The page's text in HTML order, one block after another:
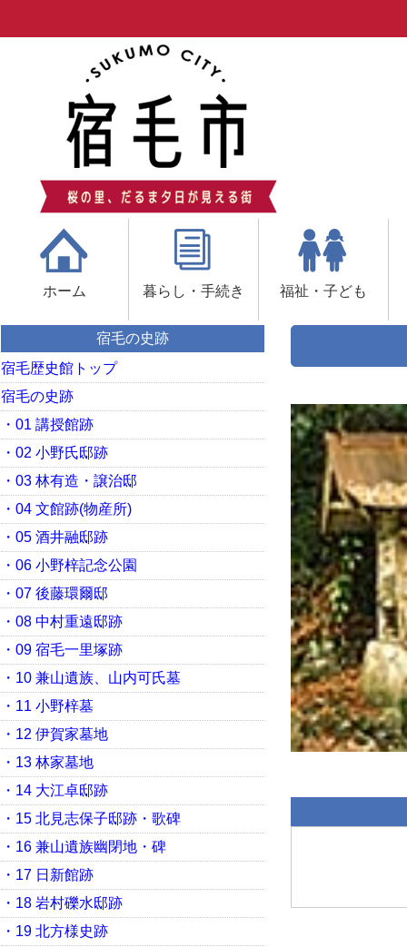
ホーム 暮らし・手続き 福祉・子ども
宿毛の史跡
宿毛歴史館トップ
宿毛の史跡
・01 講授館跡
・02 小野氏邸跡
・03 林有造・譲治邸
・04 文館跡(物産所)
・05 酒井融邸跡
・06 小野梓記念公園
・07 後藤環爾邸
・08 中村重遠邸跡
・09 宿毛一里塚跡
・10 兼山遺族、山内可氏墓
・11 小野梓墓
・12 伊賀家墓地
・13 林家墓地
・14 大江卓邸跡
・15 北見志保子邸跡・歌碑
・16 兼山遺族幽閉地・碑
・17 日新館跡
・18 岩村礫水邸跡
・19 北方様史跡